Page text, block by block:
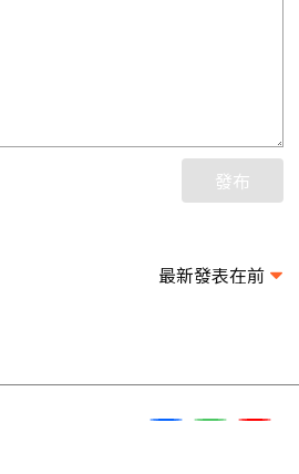
發布
最新發表在前